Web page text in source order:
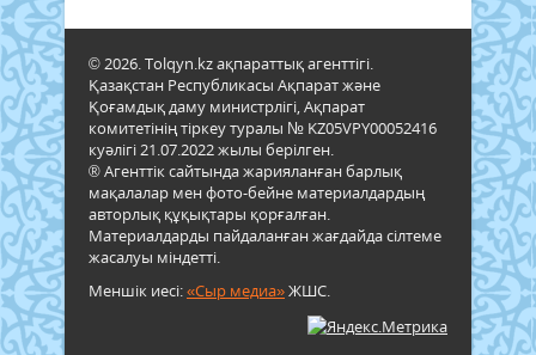
© 2026. Tolqyn.kz ақпараттық агенттігі.
Қазақстан Республикасы Ақпарат және
Қоғамдық даму министрлігі, Ақпарат
комитетінің тіркеу туралы № KZ05VPY00052416
куәлігі 21.07.2022 жылы берілген.
® Агенттік сайтында жарияланған барлық
мақалалар мен фото-бейне материалдардың
авторлық құқықтары қорғалған.
Материалдарды пайдаланған жағдайда сілтеме
жасалуы міндетті.
Меншік иесі:«Сыр медиа»ЖШС.